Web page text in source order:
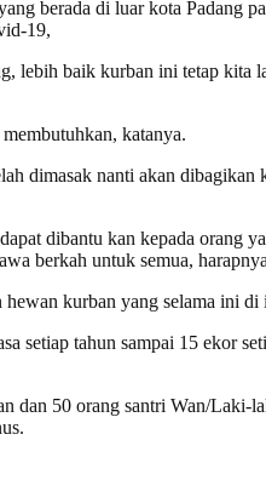
berada di luar kota Padang
19,
lebih baik kurban ini tetap kita
katanya.
dimasak nanti akan dibagikan
dibantu kan kepada orang
berkah untuk semua,
hewan kurban yang selama ini di
setiap tahun sampai 15 ekor
dan 50 orang santri Wan/Laki-